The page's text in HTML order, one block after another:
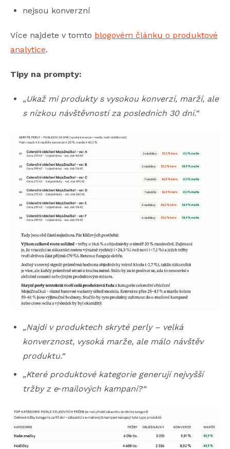
nejsou konverzní
Více najdete v tomto blogovém článku o produktové
analytice.
Tipy na prompty:
„Ukaž mi produkty s vysokou konverzí, marží, ale
s nízkou návštěvností za posledních 30 dní.“
„Najdi v produktech skryté perly – velká
konverznost, vysoká marže, ale málo návštěv
produktu.“
„Které produktové kategorie generují nejvyšší
tržby z e‑mailových kampaní?“